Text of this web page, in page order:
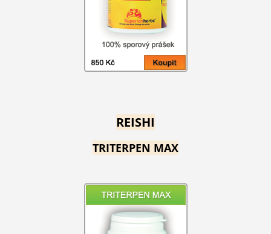
REISHI
TRITERPEN MAX